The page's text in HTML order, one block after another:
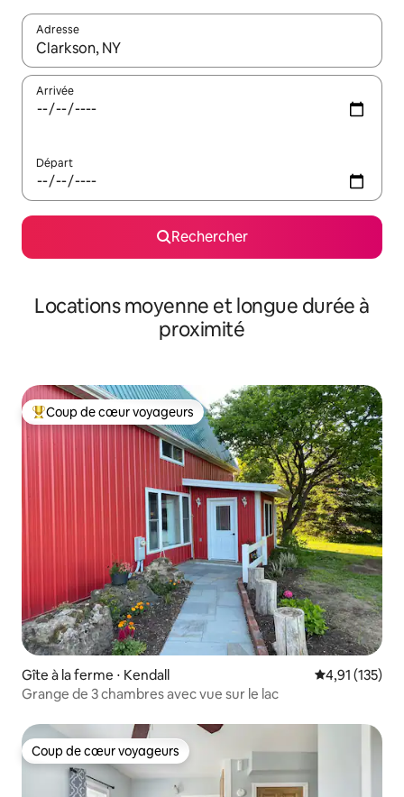
Adresse
Lorsque les résultats s'affichent, utilisez les flèches vers le
Arrivée
Départ
Rechercher
Locations moyenne et longue durée à
proximité
Coups de cœur voyageurs les plus appréciés
Coup de cœur voyageurs
Gîte à la ferme ⋅ Kendall Évaluation
4,91 (135)
Grange de 3 chambres avec vue sur le lac
Coup de cœur voyageurs
Coup de cœur voyageurs